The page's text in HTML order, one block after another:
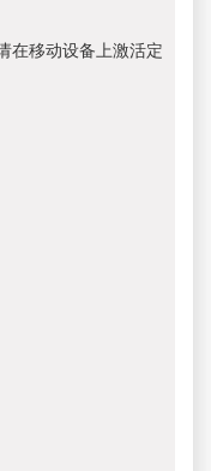
在移动设备上激活定